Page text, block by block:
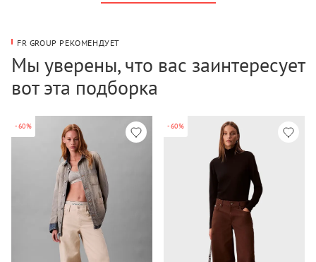
FR GROUP РЕКОМЕНДУЕТ
Мы уверены, что вас заинтересует
вот эта подборка
-60% -60%